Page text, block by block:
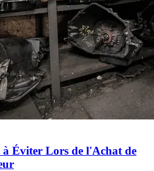
Éviter Lors de l'Achat de